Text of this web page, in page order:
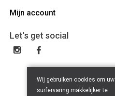
056 71 46 65
Demonstraties
Contact
Privacy policy
Mijn account
Inloggen / Registreren
Mijn verlanglijst
Let's get social
Wij gebruiken cookies om uw
surfervaring makkelijker te